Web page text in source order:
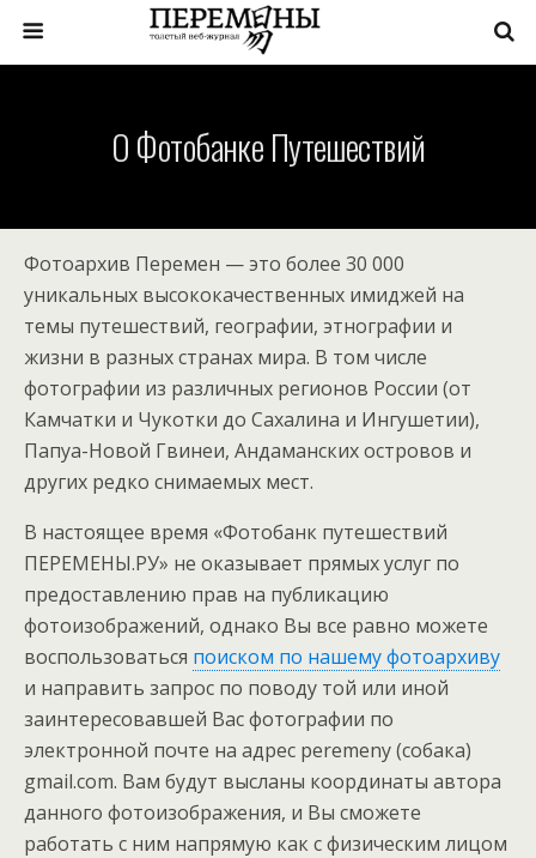
О Фотобанке Путешествий
Фотоархив Перемен — это более 30 000
уникальных высококачественных имиджей на
темы путешествий, географии, этнографии и
жизни в разных странах мира. В том числе
фотографии из различных регионов России (от
Камчатки и Чукотки до Сахалина и Ингушетии),
Папуа-Новой Гвинеи, Андаманских островов и
других редко снимаемых мест.
В настоящее время «Фотобанк путешествий
ПЕРЕМЕНЫ.РУ» не оказывает прямых услуг по
предоставлению прав на публикацию
фотоизображений, однако Вы все равно можете
воспользоваться поиском по нашему фотоархиву
и направить запрос по поводу той или иной
заинтересовавшей Вас фотографии по
электронной почте на адрес peremeny (собака)
gmail.com. Вам будут высланы координаты автора
данного фотоизображения, и Вы сможете
работать с ним напрямую как с физическим лицом